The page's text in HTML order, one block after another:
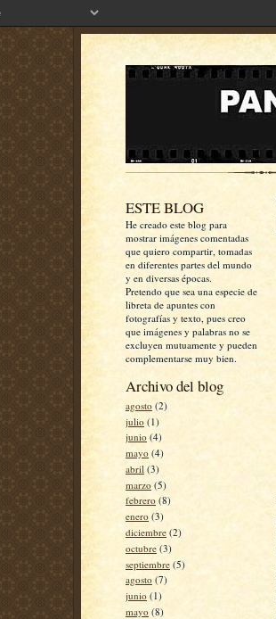
ESTE BLOG
He creado este blog para
mostrar imágenes comentadas
que quiero compartir, tomadas
en diferentes partes del mundo
y en diversas épocas.
Pretendo que sea una especie de
libreta de apuntes con
fotografías y texto, pues creo
que imágenes y palabras no se
excluyen mutuamente y pueden
complementarse muy bien.
Archivo del blog
agosto (2)
julio (1)
junio (4)
mayo (4)
abril (3)
marzo (5)
febrero (8)
enero (3)
diciembre (2)
octubre (3)
septiembre (5)
agosto (7)
junio (1)
mayo (8)